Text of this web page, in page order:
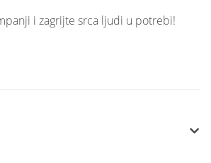
i zagrijte srca ljudi u potrebi!